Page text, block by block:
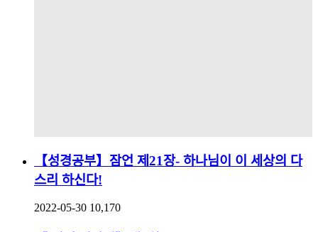
【성경공부】잠언 제21장- 하나님이 이 세상의 다
스리 하신다!
2022-05-30 10,170